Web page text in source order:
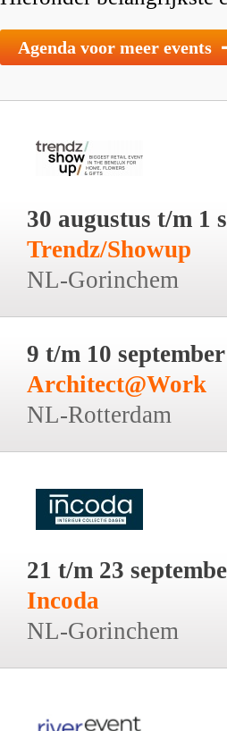
Agenda voor meer events
30 augustus t/m 1
Trendz/Showup
NL-Gorinchem
9 t/m 10 september
Architect@Work
NL-Rotterdam
21 t/m 23
Incoda
NL-Gorinchem